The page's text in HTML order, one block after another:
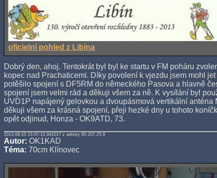
oficielní pohled z Libína
Dobrý den, ahoj. Tentokrát byl byl ke startu v FM poháru
kopec nad Prachaticemi. Díky povolení k vjezdu jsem mohl
potěšilo spojení s DF5RM do německého Pasova a hlavně
spojení jsem velmi rád a děkuji všem za ně. K vysílání byl
UVD1P napájený gelovkou a dvoupásmová vertikální anténa
děkuji všem za krásná spojení, přeji hezké dny u tohoto
opět odjinud, Honza - OK9ATD, 73.
2013-08-10 15:07:12.941017 z adresy 85.207.25.8
Autor: OK1KAD
Téma: 70cm Klínovec